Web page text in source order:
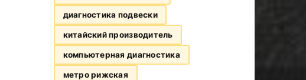
диагностика подвески
китайский производитель
компьютерная диагностика
метро рижская